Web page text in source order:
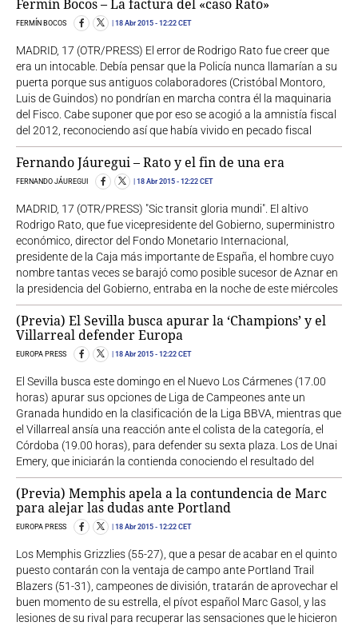
Fermín Bocos – La factura del «caso Rato»
FERMÍN BOCOS 18 Abr 2015 - 12:22 CET
MADRID, 17 (OTR/PRESS) El error de Rodrigo Rato fue creer que
era un intocable. Debía pensar que la Policía nunca llamarían a su
puerta porque sus antiguos colaboradores (Cristóbal Montoro,
Luis de Guindos) no pondrían en marcha contra él la maquinaria
del Fisco. Cabe suponer que por eso se acogió a la amnistía fiscal
del 2012, reconociendo así que había vivido en pecado fiscal
Fernando Jáuregui – Rato y el fin de una era
FERNANDO JÁUREGUI 18 Abr 2015 - 12:22 CET
MADRID, 17 (OTR/PRESS) "Sic transit gloria mundi". El altivo
Rodrigo Rato, que fue vicepresidente del Gobierno, superministro
económico, director del Fondo Monetario Internacional,
presidente de la Caja más importante de España, el hombre cuyo
nombre tantas veces se barajó como posible sucesor de Aznar en
la presidencia del Gobierno, entraba en la noche de este miércoles
(Previa) El Sevilla busca apurar la ‘Champions’ y el
Villarreal defender Europa
EUROPA PRESS 18 Abr 2015 - 12:22 CET
El Sevilla busca este domingo en el Nuevo Los Cármenes (17.00
horas) apurar sus opciones de Liga de Campeones ante un
Granada hundido en la clasificación de la Liga BBVA, mientras que
el Villarreal ansía una reacción ante el colista de la categoría, el
Córdoba (19.00 horas), para defender su sexta plaza. Los de Unai
Emery, que iniciarán la contienda conociendo el resultado del
(Previa) Memphis apela a la contundencia de Marc
para alejar las dudas ante Portland
EUROPA PRESS 18 Abr 2015 - 12:22 CET
Los Memphis Grizzlies (55-27), que a pesar de acabar en el quinto
puesto contarán con la ventaja de campo ante Portland Trail
Blazers (51-31), campeones de división, tratarán de aprovechar el
buen momento de su estrella, el pívot español Marc Gasol, y las
lesiones de su rival para recuperar las sensaciones que le hicieron